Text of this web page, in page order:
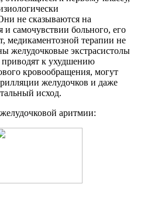
не сказываются на
и самочувствии больного, его
медикаментозной терапии не
желудочковые экстрасистолы
к ухудшению
кровообращения, могут
желудочков и даже
исход.
аритмии: